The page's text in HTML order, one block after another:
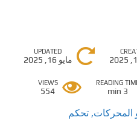
UPDATED
مايو 16, 2025
READING
3 min
VIEWS
554
المحركات, تحكم